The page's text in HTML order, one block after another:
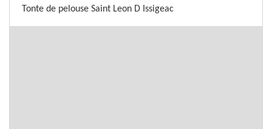
Tonte de pelouse Saint Leon D Issigeac